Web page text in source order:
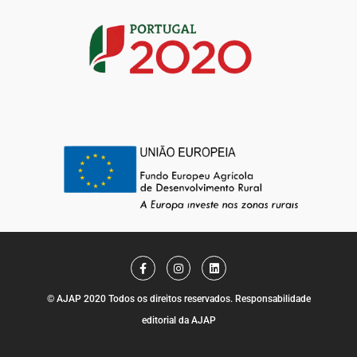
F
a
c
e
b
o
o
I
n
s
t
a
g
r
L
i
n
k
e
d
© AJAP 2020 Todos os direitos reservados. Responsabilidade
editorial da AJAP